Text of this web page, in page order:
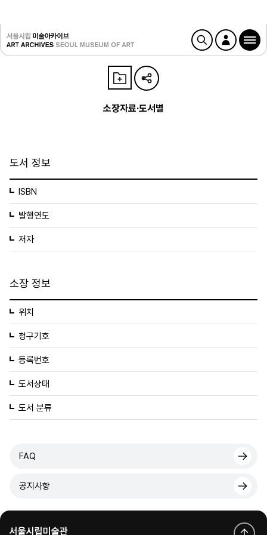
소장자료·도서별
도서 정보
ISBN
발행연도
저자
소장 정보
위치
청구기호
등록번호
도서상태
도서 분류
FAQ
공지사항